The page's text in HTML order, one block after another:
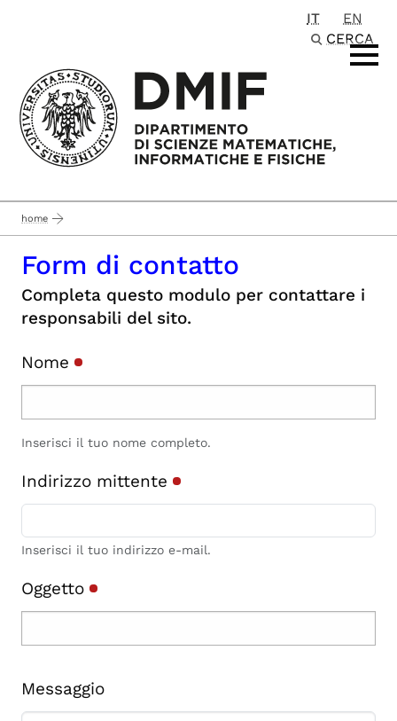
IT
EN
CERCA
home
Form di contatto
Completa questo modulo per contattare i
responsabili del sito.
Nome
Inserisci il tuo nome completo.
Indirizzo mittente
Inserisci il tuo indirizzo e-mail.
Oggetto
Messaggio